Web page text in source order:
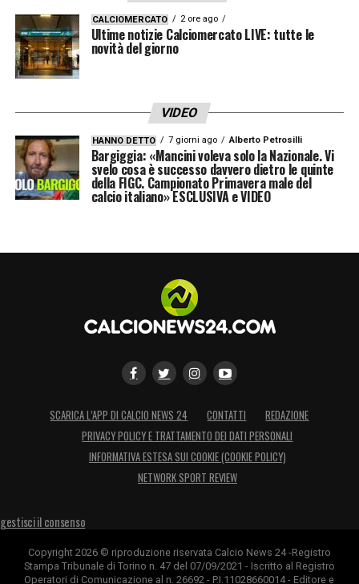
delicato. Solo la collaborazione tra club,
istituzioni e cittadini potrà determinare se il
futuro del calcio milanese passerà davvero
San Siro.
LA PLAYLIST DELLE NOSTRE TOP NEWS
CALCIOMERCATO 2 ore ago
Ultime notizie Calciomercato LIVE: tutte le
novità del giorno
VIDEO
HANNO DETTO 7 giorni ago Alberto Petrosilli
Bargiggia: «Mancini voleva solo la Nazionale. Vi
svelo cosa è successo davvero dietro le quinte
della FIGC. Campionato Primavera male del
calcio italiano» ESCLUSIVA e VIDEO
SCARICA L’APP DI CALCIO NEWS 24 CONTATTI
REDAZIONE
PRIVACY POLICY E TRATTAMENTO DEI DATI PERSONALI
INFORMATIVA ESTESA SUI COOKIE (COOKIE POLICY)
NETWORK SPORT REVIEW
gestisci il consenso
Copyright 2026 © riproduzione riservata Calcio News 24 -Registro
Stampa Tribunale di Torino n. 47 del 07/09/2021 - Iscritto al Registro
Operatori di Comunicazione al n. 26692 - P.I.11028660014 - Editore e